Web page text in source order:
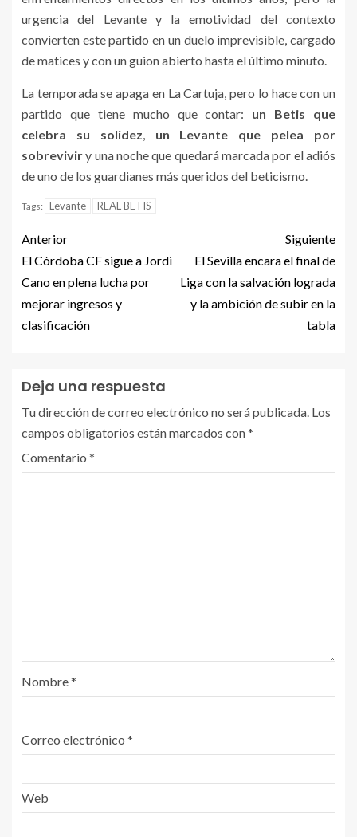
urgencia del Levante y la emotividad del contexto
convierten este partido en un duelo imprevisible, cargado
de matices y con un guion abierto hasta el último minuto.
La temporada se apaga en La Cartuja, pero lo hace con un
partido que tiene mucho que contar: un Betis que
celebra su solidez, un Levante que pelea por
sobreviviry una noche que quedará marcada por el adiós
de uno de los guardianes más queridos del beticismo.
Tags: Levante REAL BETIS
Anterior
El Córdoba CF sigue a Jordi
Cano en plena lucha por
mejorar ingresos y
clasificación
Siguiente
El Sevilla encara el final de
Liga con la salvación lograda
y la ambición de subir en la
tabla
Deja una respuesta
Tu dirección de correo electrónico no será publicada. Los
campos obligatorios están marcados con*
Comentario *
Nombre*
Correo electrónico *
Web